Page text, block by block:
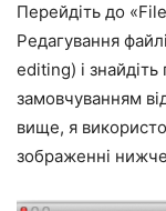
Перейдіть до
Редагування
editing) і
замовчуванням
вище, я
зображенні